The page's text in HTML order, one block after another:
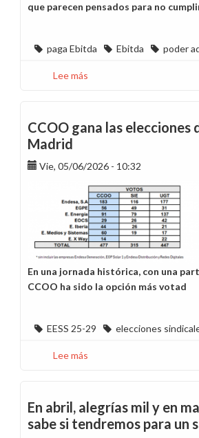
que parecen pensados para no
paga Ebitda Ebitda poder
Lee más
este
año
el
CCOO gana las elecciones
Madrid
Vie, 05/06/2026 - 10:32
En una jornada histórica, con una
CCOO ha sido la opción más votad
EESS 25-29 elecciones
Lee más
las
elecciones
de
En abril, alegrías mil y en
sabe si tendremos para un